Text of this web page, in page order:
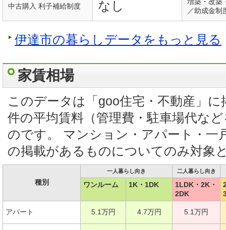
中古購入 利子補給制度 なし
／助成金制
伊達市の暮らしデータをもっと見る
家賃相場
このデータは「goo住宅・不動産」
件の平均賃料（管理費・駐車場代な
のです。 マンション・アパート・一
の掲載があるものについてのみ対象
種別
一人暮らし向き 二人暮らし向き
ワンルーム 1K・1DK
1LDK・2K・
2DK
アパート 5.1万円 4.7万円 5.1万円